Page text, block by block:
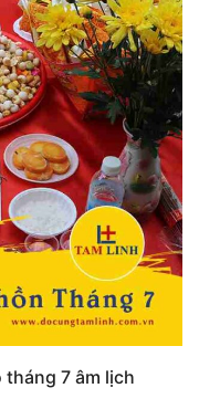
7 âm lịch